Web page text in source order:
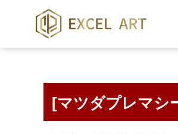
[マツダプレマシ